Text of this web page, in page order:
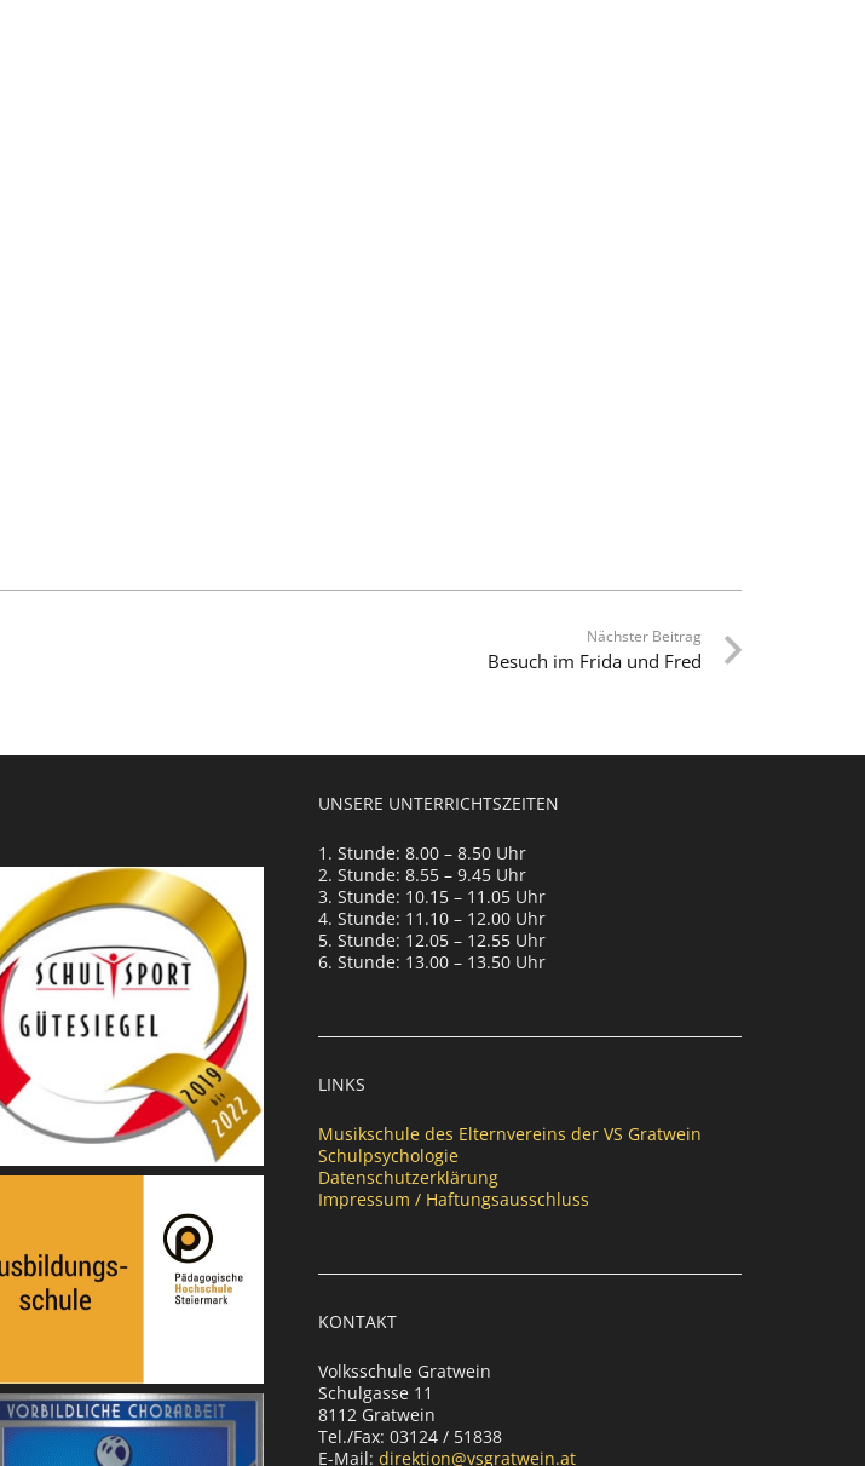
Nächster Beitrag
Besuch im Frida und Fred
UNSERE UNTERRICHTSZEITEN
1. Stunde: 8.00 – 8.50 Uhr
2. Stunde: 8.55 – 9.45 Uhr
3. Stunde: 10.15 – 11.05 Uhr
4. Stunde: 11.10 – 12.00 Uhr
5. Stunde: 12.05 – 12.55 Uhr
6. Stunde: 13.00 – 13.50 Uhr
LINKS
Musikschule des Elternvereins der VS Gratwein
Schulpsychologie
Datenschutzerklärung
Impressum / Haftungsausschluss
KONTAKT
Volksschule Gratwein
Schulgasse 11
8112 Gratwein
Tel./Fax: 03124 / 51838
E-Mail: direktion@vsgratwein.at